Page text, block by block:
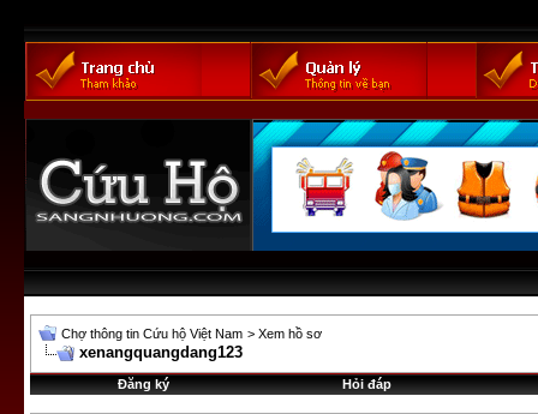
Chợ thông tin Cứu hộ Việt Nam > Xem hồ sơ
xenangquangdang123
Đăng ký Hỏi đáp